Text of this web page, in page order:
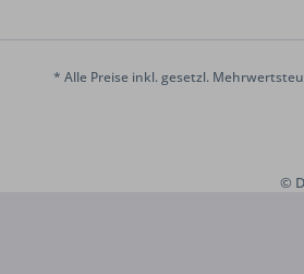
* Alle Preise inkl. gesetzl.
©